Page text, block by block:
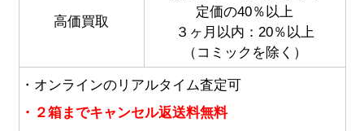
高価買取
定価の40％以上
３ヶ月以内：20％以上
（コミックを除く）
・オンラインのリアルタイム査定可
・２箱までキャンセル返送料無料